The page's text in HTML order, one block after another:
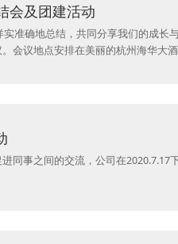
会及团建活动
准确地总结，共同分享我们的成
会议地点安排在美丽的杭州海华大酒
同事之间的交流，公司在2020.7.17